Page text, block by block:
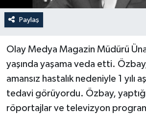
Paylaş
Olay Medya Magazin Müdürü
yaşında yaşama veda etti. Özbay,
amansız hastalık nedeniyle 1 yılı
tedavi görüyordu. Özbay,
röportajlar ve televizyon